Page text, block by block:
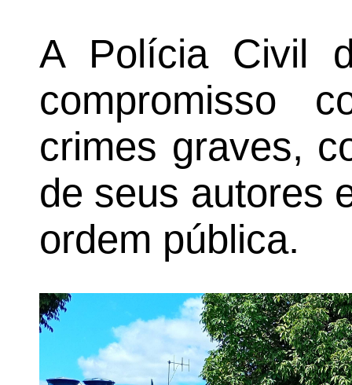
A Polícia Civil
compromisso
crimes graves,
de seus autores
ordem pública.